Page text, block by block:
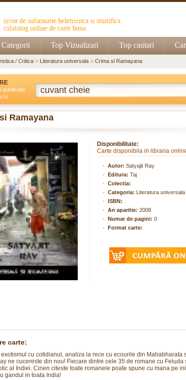
Categorii Top Vizualizari Top cautari
/ Critica » Literatura universala » Crima si Ramayana
publicatie
Ramayana
Disponibilitate:
Carte disponibila in libraria
Autor: Satyajit Ray
Editura: Taj
Colectia:
Categoria: Literatura universala
ISBN:
An aparitie: 2008
Numar de pagini: 0
Format carte:
carte:
exotismul cu cotidianul, analiza la rece cu ecourile din Mahabharata
ne cucereste din nou! Fiecare dintre cele 35 de romane cu Feluda
al Indiei. Cinen citeste toate romanele poate spune cu mana pe
gandul in toata India!